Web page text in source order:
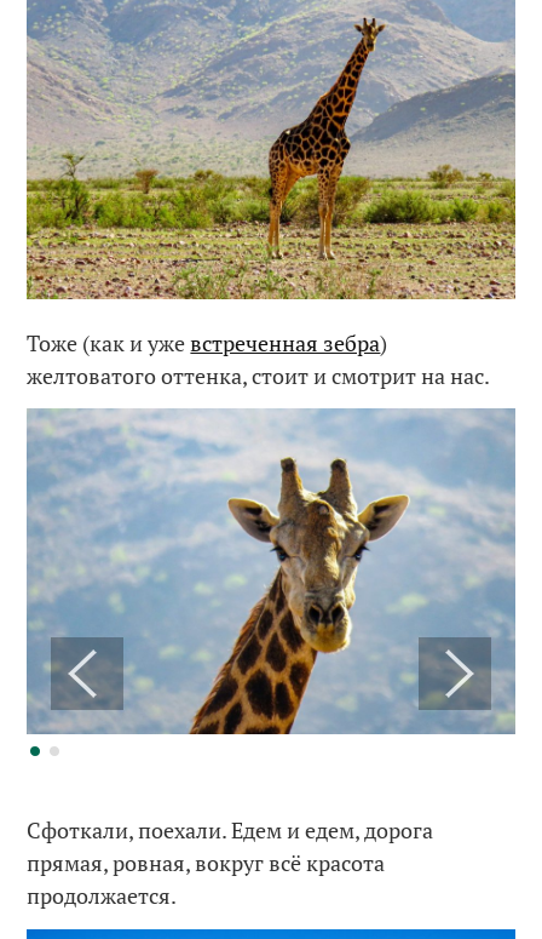
Тоже (как и ужевстреченная зебра)
желтоватого оттенка, стоит и смотрит на нас.
Сфоткали, поехали. Едем и едем, дорога
прямая, ровная, вокруг всё красота
продолжается.